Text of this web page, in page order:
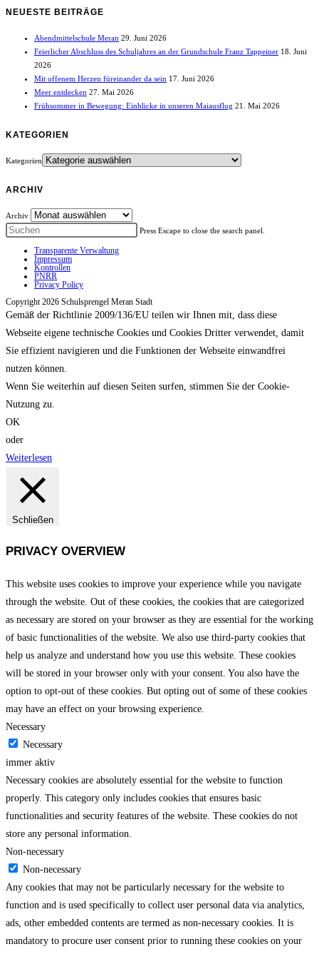
NEUESTE BEITRÄGE
Abendmittelschule Meran 29. Juni 2026
Feierlicher Abschluss des Schuljahres an der Grundschule Franz Tappeiner 18. Juni
2026
Mit offenem Herzen füreinander da sein 17. Juni 2026
Meer entdecken 27. Mai 2026
Frühsommer in Bewegung: Einblicke in unseren Maiausflug 21. Mai 2026
KATEGORIEN
Kategorien
ARCHIV
Archiv
Press Escape to close the search panel.
Transparente Verwaltung
Impressum
Kontrollen
PNRR
Privacy Policy
Copyright 2026 Schulsprengel Meran Stadt
Gemäß der Richtlinie 2009/136/EU teilen wir Ihnen mit, dass diese
Webseite eigene technische Cookies und Cookies Dritter verwendet, damit
Sie effizient navigieren und die Funktionen der Webseite einwandfrei
nutzen können.
Wenn Sie weiterhin auf diesen Seiten surfen, stimmen Sie der Cookie-
Nutzung zu.
OK
oder
Weiterlesen
Schließen
PRIVACY OVERVIEW
This website uses cookies to improve your experience while you navigate
through the website. Out of these cookies, the cookies that are categorized
as necessary are stored on your browser as they are essential for the working
of basic functionalities of the website. We also use third-party cookies that
help us analyze and understand how you use this website. These cookies
will be stored in your browser only with your consent. You also have the
option to opt-out of these cookies. But opting out of some of these cookies
may have an effect on your browsing experience.
Necessary
Necessary
immer aktiv
Necessary cookies are absolutely essential for the website to function
properly. This category only includes cookies that ensures basic
functionalities and security features of the website. These cookies do not
store any personal information.
Non-necessary
Non-necessary
Any cookies that may not be particularly necessary for the website to
function and is used specifically to collect user personal data via analytics,
ads, other embedded contents are termed as non-necessary cookies. It is
mandatory to procure user consent prior to running these cookies on your